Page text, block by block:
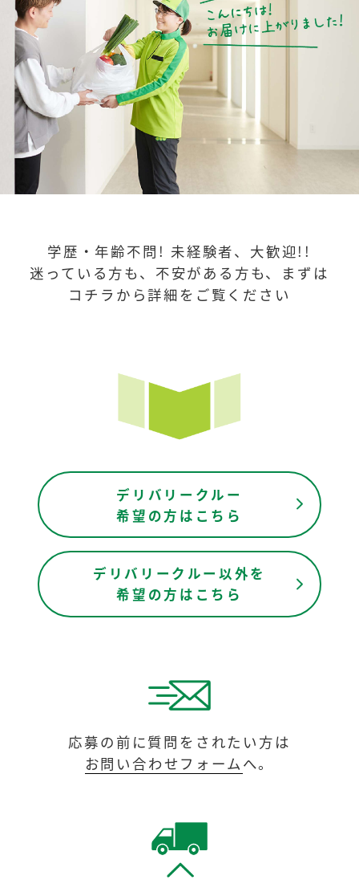
学歴・年齢不問! 未経験者、大歓迎!!
迷っている方も、不安がある方も、まずは
コチラから詳細をご覧ください
デリバリークルー
希望の方はこちら
デリバリークルー以外を
希望の方はこちら
応募の前に質問をされたい方は
お問い合わせフォーム へ。